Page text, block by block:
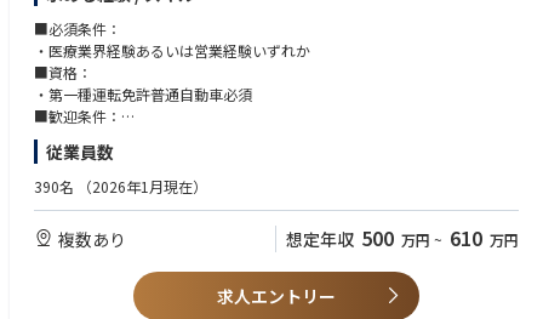
基本的に中四国エリアの病院を訪問しますが、顧客の一部は代理店と連携
しながら拡販を進めていきます。代理店の営業担当者と連携し、必要に応
じた情報収集（病院、代理店より）を慎重に行い、お客様のニーズを把握
します。
耗品（ディスポーザブル製品）
■営業スタイル
基本的に病院への訪問が中心であり、代理店と連携しながら拡販を進めて
いきます。エンドユーザーへの直接の情報提供活動、代理店の営業担当者
ニーズを捉えます。
■必須条件：
・医療業界経験あるいは営業経験いずれか
■資格：
・第一種運転免許普通自動車必須
■歓迎条件：
法人営業経験(3年以上目安)
医療業界の経験をお持ちの方
※医療業界でなくてもメドライン社における営業と親和性がある候補者様
＜求める人物像＞
・常に挑戦する姿勢を持っている方
・活力を持ってお客様へ向かい提案できる方
・1つの事最後までやりきることができる方法
従業員数
390名 （2026年1月現在）
複数あり 想定年収 500 万円 ~ 610 万円
求人エントリー